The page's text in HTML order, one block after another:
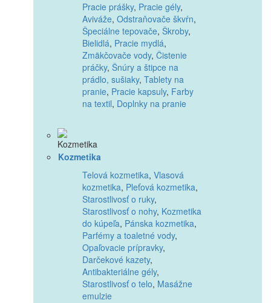
Pracie prášky, Pracie gély,
Aviváže, Odstraňovače škvŕn,
Špeciálne tepovače, Škroby,
Bielidlá, Pracie mydlá,
Zmäkčovače vody, Čistenie
práčky, Šnúry a štipce na
prádlo, sušiaky, Tablety na
pranie, Pracie kapsuly, Farby
na textil, Doplnky na pranie
Kozmetika
Telová kozmetika, Vlasová
kozmetika, Pleťová kozmetika,
Starostlivosť o ruky,
Starostlivosť o nohy, Kozmetika
do kúpeľa, Pánska kozmetika,
Parfémy a toaletné vody,
Opaľovacie prípravky,
Darčekové kazety,
Antibakteriálne gély,
Starostlivosť o telo, Masážne
emulzie